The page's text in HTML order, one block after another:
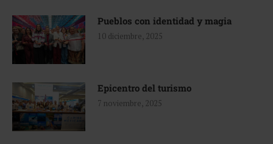
Pueblos con identidad y magia
10 diciembre, 2025
Epicentro del turismo
7 noviembre, 2025